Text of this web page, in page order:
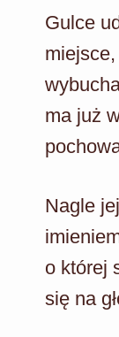
Gulce
ma już
Nagle
o której
się na